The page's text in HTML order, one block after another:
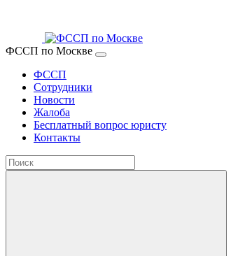
ФССП по Москве
ФССП
Сотрудники
Новости
Жалоба
Бесплатный вопрос юристу
Контакты